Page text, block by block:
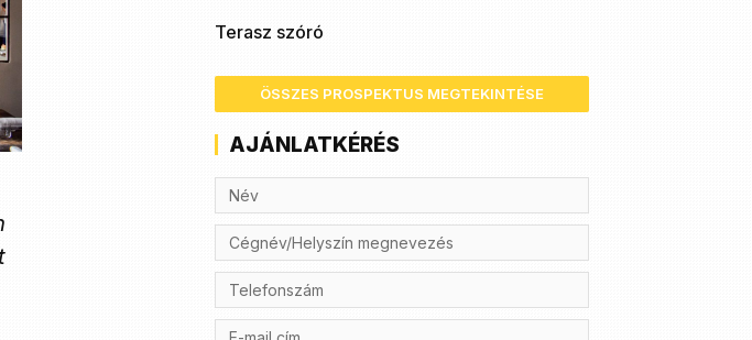
Terasz szóró
ÖSSZES PROSPEKTUS MEGTEKINTÉSE
AJÁNLATKÉRÉS